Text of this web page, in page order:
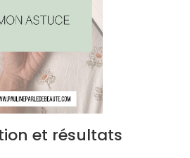
et résultats